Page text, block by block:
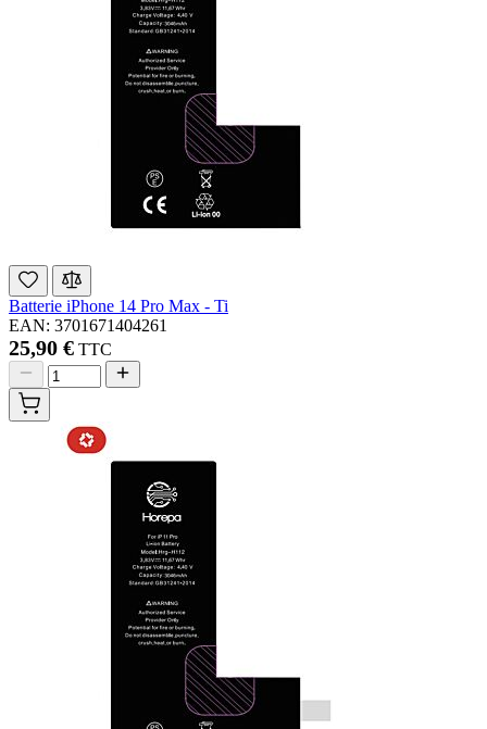
Batterie iPhone 14 Pro Max - Ti
EAN: 3701671404261
25,90 € TTC